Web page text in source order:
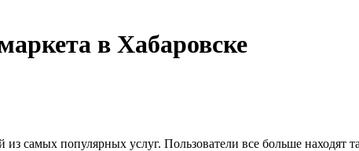
в Хабаровске
самых популярных услуг. Пользователи все больше